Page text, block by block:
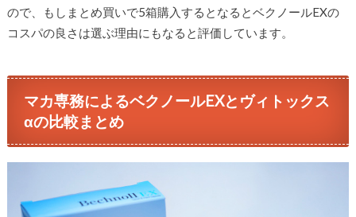
ので、もしまとめ買いで5箱購入するとなるとベクノールEXの
コスパの良さは選ぶ理由にもなると評価しています。
マカ専務によるベクノールEXとヴィトックス
αの比較まとめ